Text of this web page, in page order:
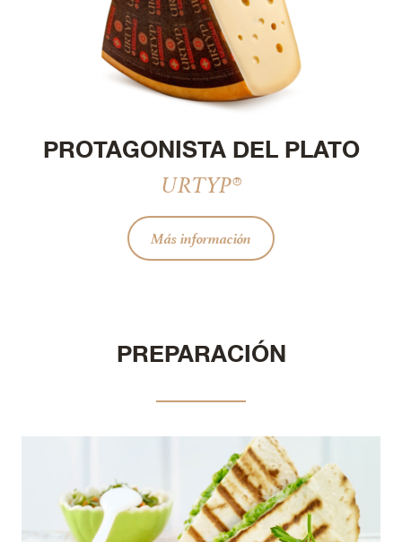
PROTAGONISTA DEL PLATO
URTYP®
Más información
PREPARACIÓN